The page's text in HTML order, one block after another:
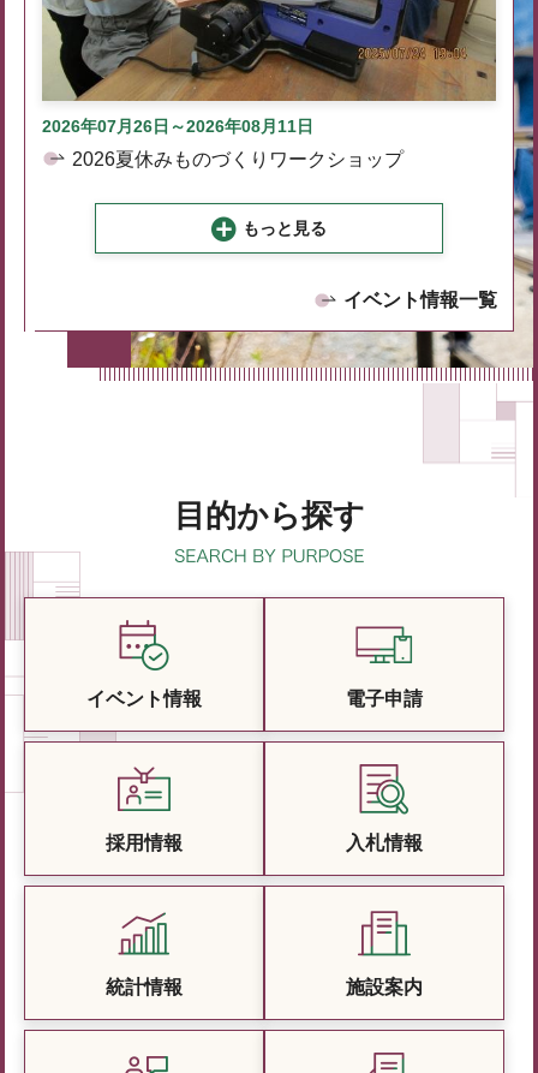
2026年07月26日～2026年08月11日
2026夏休みものづくりワークショップ
もっと見る
イベント情報一覧
目的から探す
イベント情報 電子申請
採用情報 入札情報
統計情報 施設案内